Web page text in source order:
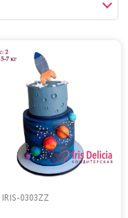
IRIS-0303ZZ